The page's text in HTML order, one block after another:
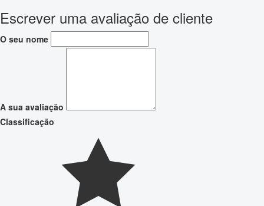
Escrever uma avaliação de cliente
O seu nome
A sua avaliação
Classificação